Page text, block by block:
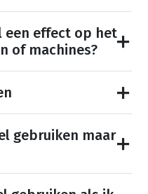
een effect op het
of machines?
gebruiken maar